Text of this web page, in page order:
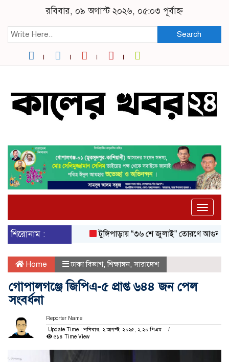
রবিবার, ০৯ অগাস্ট ২০২৬, ০৫:০৩ পূর্বাহ্ন
Search
Toggle
শিরোনাম :
টুঙ্গিপাড়ায় “৩৬ শে জুলাই” তোরণে আগুন; ৭৫
Home ঢাকা বিভাগ,শিক্ষাঙ্গন,সারাদেশ
গোপালগঞ্জে জিপিএ-৫ প্রাপ্ত ৬৪৪ জন পেল
সংবর্ধনা
Reporter Name
Update Time : শনিবার, ২ আগস্ট, ২০২৫, ২.২০ পিএম
৫১৪ Time View